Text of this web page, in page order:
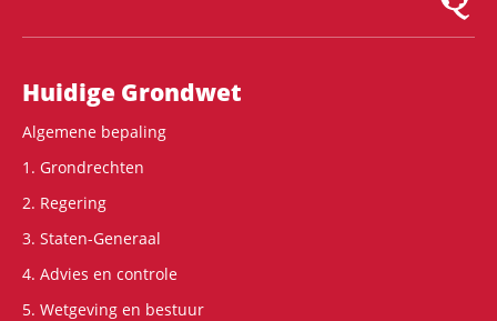
Hoofdnavigatie
Huidige Grondwet
Algemene bepaling
1. Grondrechten
2. Regering
3. Staten-Generaal
4. Advies en controle
5. Wetgeving en bestuur